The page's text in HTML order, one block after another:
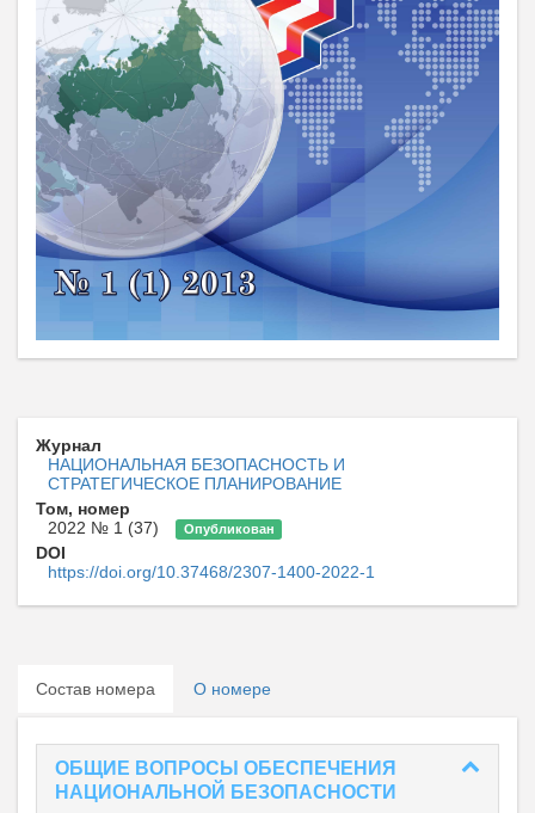
Журнал
НАЦИОНАЛЬНАЯ БЕЗОПАСНОСТЬ И
СТРАТЕГИЧЕСКОЕ ПЛАНИРОВАНИЕ
Том, номер
2022 № 1 (37)
Опубликован
DOI
https://doi.org/10.37468/2307-1400-2022-1
Состав номера О номере
ОБЩИЕ ВОПРОСЫ ОБЕСПЕЧЕНИЯ
НАЦИОНАЛЬНОЙ БЕЗОПАСНОСТИ